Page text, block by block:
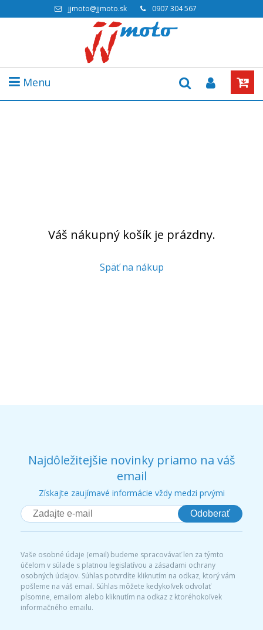
jjmoto@jjmoto.sk 0907 304 567
Menu
Váš nákupný košík je prázdny.
Späť na nákup
Najdôležitejšie novinky priamo na váš
email
Získajte zaujímavé informácie vždy medzi prvými
Odoberať
Vaše osobné údaje (email) budeme spracovávať len za týmto
účelom v súlade s platnou legislatívou a zásadami ochrany
osobných údajov. Súhlas potvrdíte kliknutím na odkaz, ktorý vám
pošleme na váš email. Súhlas môžete kedykoľvek odvolať
písomne, emailom alebo kliknutím na odkaz z ktoréhokoľvek
informačného emailu.